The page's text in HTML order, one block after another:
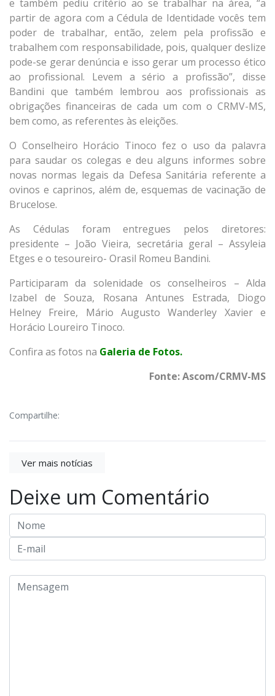
e também pediu critério ao se trabalhar na área, “a
partir de agora com a Cédula de Identidade vocês tem
poder de trabalhar, então, zelem pela profissão e
trabalhem com responsabilidade, pois, qualquer deslize
pode-se gerar denúncia e isso gerar um processo ético
ao profissional. Levem a sério a profissão”, disse
Bandini que também lembrou aos profissionais as
obrigações financeiras de cada um com o CRMV-MS,
bem como, as referentes às eleições.
O Conselheiro Horácio Tinoco fez o uso da palavra
para saudar os colegas e deu alguns informes sobre
novas normas legais da Defesa Sanitária referente a
ovinos e caprinos, além de, esquemas de vacinação de
Brucelose.
As Cédulas foram entregues pelos diretores:
presidente – João Vieira, secretária geral – Assyleia
Etges e o tesoureiro- Orasil Romeu Bandini.
Participaram da solenidade os conselheiros – Alda
Izabel de Souza, Rosana Antunes Estrada, Diogo
Helney Freire, Mário Augusto Wanderley Xavier e
Horácio Loureiro Tinoco.
Confira as fotos na Galeria de Fotos.
Fonte: Ascom/CRMV-MS
Compartilhe:
Ver mais notícias
Deixe um Comentário